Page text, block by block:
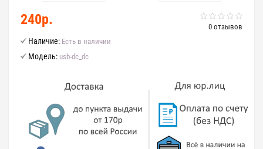
0 отзывов
240р.
Наличие: Есть в наличии
Модель: usb-dc_dc